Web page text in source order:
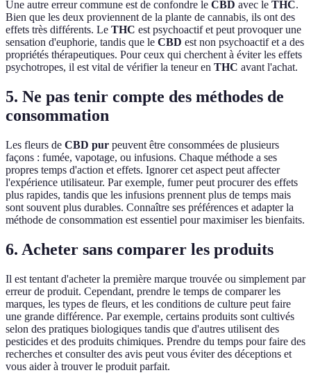
Une autre erreur commune est de confondre le CBD avec le THC.
Bien que les deux proviennent de la plante de cannabis, ils ont des
effets très différents. Le THC est psychoactif et peut provoquer une
sensation d'euphorie, tandis que le CBD est non psychoactif et a des
propriétés thérapeutiques. Pour ceux qui cherchent à éviter les effets
psychotropes, il est vital de vérifier la teneur en THC avant l'achat.
5. Ne pas tenir compte des méthodes de
consommation
Les fleurs de CBD pur peuvent être consommées de plusieurs
façons : fumée, vapotage, ou infusions. Chaque méthode a ses
propres temps d'action et effets. Ignorer cet aspect peut affecter
l'expérience utilisateur. Par exemple, fumer peut procurer des effets
plus rapides, tandis que les infusions prennent plus de temps mais
sont souvent plus durables. Connaître ses préférences et adapter la
méthode de consommation est essentiel pour maximiser les bienfaits.
6. Acheter sans comparer les produits
Il est tentant d'acheter la première marque trouvée ou simplement par
erreur de produit. Cependant, prendre le temps de comparer les
marques, les types de fleurs, et les conditions de culture peut faire
une grande différence. Par exemple, certains produits sont cultivés
selon des pratiques biologiques tandis que d'autres utilisent des
pesticides et des produits chimiques. Prendre du temps pour faire des
recherches et consulter des avis peut vous éviter des déceptions et
vous aider à trouver le produit parfait.